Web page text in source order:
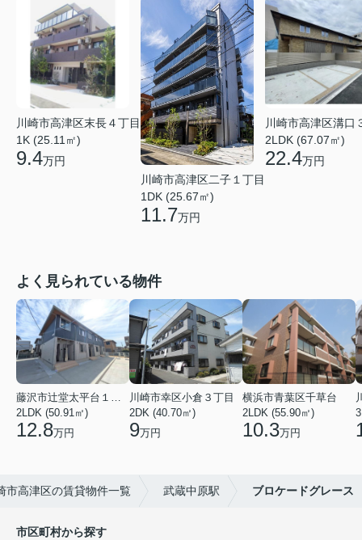
川崎市高津区末長４丁目
1K (25.11㎡)
9.4万円
川崎市高津区二子１丁目
1DK (25.67㎡)
11.7万円
川崎市高津区溝口
2LDK (67.07㎡)
22.4万円
よく見られている物件
藤沢市辻堂太平台１丁目
2LDK (50.91㎡)
12.8万円
川崎市幸区小倉３丁目
2DK (40.70㎡)
9万円
横浜市青葉区千草台
2LDK (55.90㎡)
10.3万円
市高津区の賃貸物件一覧 武蔵中原駅 ブロケードグレース
市区町村から探す